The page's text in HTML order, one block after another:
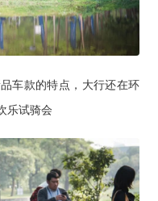
车款的特点，大行还在环
乐试骑会